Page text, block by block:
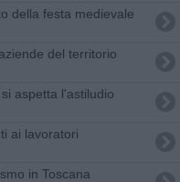
della festa medievale
del territorio
aspetta l'astiludio
ai lavoratori
in Toscana